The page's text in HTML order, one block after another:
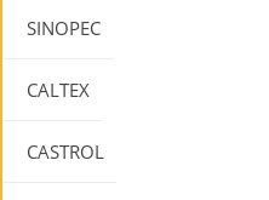
SINOPEC
CALTEX
CASTROL